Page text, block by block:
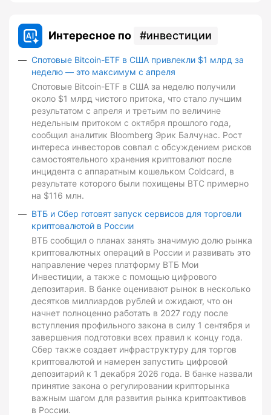
Интересное по инвестиции
Спотовые Bitcoin-ETF в США привлекли $1 млрд за
неделю — это максимум с апреля
Спотовые Bitcoin-ETF в США за неделю получили
около $1 млрд чистого притока, что стало лучшим
результатом с апреля и третьим по величине
недельным притоком с октября прошлого года,
сообщил аналитик Bloomberg Эрик Балчунас. Рост
интереса инвесторов совпал с обсуждением рисков
самостоятельного хранения криптовалют после
инцидента с аппаратным кошельком Coldcard, в
результате которого были похищены BTC примерно
на $116 млн.
ВТБ и Сбер готовят запуск сервисов для торговли
криптовалютой в России
ВТБ сообщил о планах занять значимую долю рынка
криптовалютных операций в России и развивать это
направление через платформу ВТБ Мои
Инвестиции, а также с помощью цифрового
депозитария. В банке оценивают рынок в несколько
десятков миллиардов рублей и ожидают, что он
начнет полноценно работать в 2027 году после
вступления профильного закона в силу 1 сентября и
завершения подготовки всех правил к концу года.
Сбер также создает инфраструктуру для торгов
криптовалютой и намерен запустить цифровой
депозитарий к 1 декабря 2026 года. В банке назвали
принятие закона о регулировании крипторынка
важным шагом для развития рынка криптоактивов
в России.